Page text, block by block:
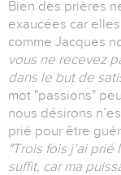
Bien des prières
exaucées car
comme Jacques
vous ne recevez
dans le but de
mot "passions"
nous désirons
prié pour être
"Trois fois j’ai
suffit, car ma